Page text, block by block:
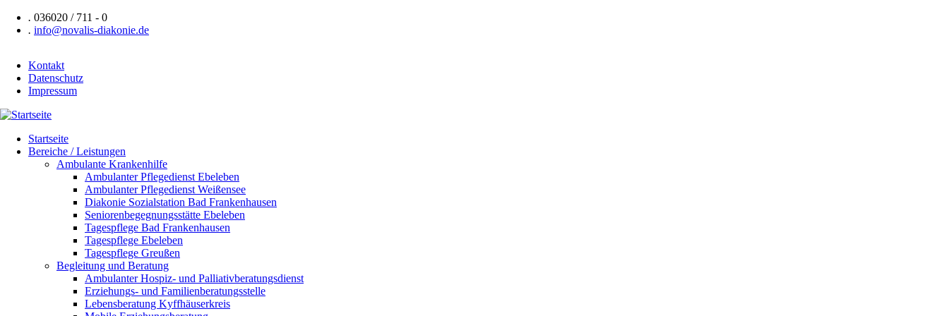
Direkt
zum
. 036020 / 711 - 0
. info@novalis-diakonie.de
Header
Navigation
Kontakt
Datenschutz
Impressum
Hauptnavigation
Startseite
Bereiche / Leistungen
Ambulante Krankenhilfe
Ambulanter Pflegedienst Ebeleben
Ambulanter Pflegedienst Weißensee
Diakonie Sozialstation Bad Frankenhausen
Seniorenbegegnungsstätte Ebeleben
Tagespflege Bad Frankenhausen
Tagespflege Ebeleben
Tagespflege Greußen
Begleitung und Beratung
Ambulanter Hospiz- und Palliativberatungsdienst
Erziehungs- und Familienberatungsstelle
Lebensberatung Kyffhäuserkreis